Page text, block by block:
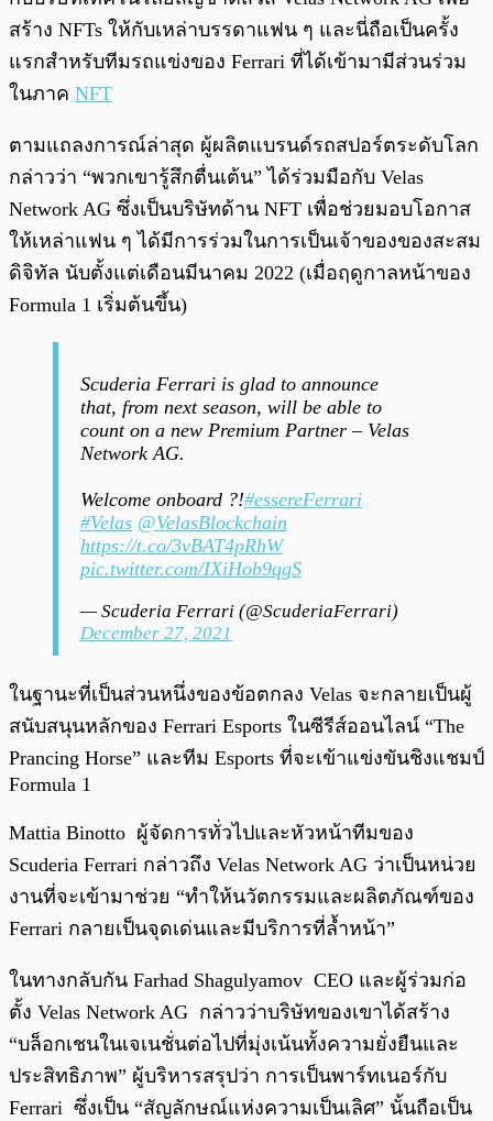
สร้าง NFTs ให้กับเหล่าบรรดาแฟน ๆ และนี่ถือเป็นครั้ง
แรกสำหรับทีมรถแข่งของ Ferrari ที่ได้เข้ามามีส่วนร่วม
ในภาค NFT
ตามแถลงการณ์ล่าสุด ผู้ผลิตแบรนด์รถสปอร์ตระดับโลก
กล่าวว่า “พวกเขารู้สึกตื่นเต้น” ได้ร่วมมือกับ Velas
Network AG ซึ่งเป็นบริษัทด้าน NFT เพื่อช่วยมอบโอกาส
ให้เหล่าแฟน ๆ ได้มีการร่วมในการเป็นเจ้าของของสะสม
ดิจิทัล นับตั้งแต่เดือนมีนาคม 2022 (เมื่อฤดูกาลหน้าของ
Formula 1 เริ่มต้นขึ้น)
Scuderia Ferrari is glad to announce
that, from next season, will be able to
count on a new Premium Partner – Velas
Network AG.
Welcome onboard ?!#essereFerrari
#Velas @VelasBlockchain
https://t.co/3vBAT4pRhW
pic.twitter.com/IXiHob9qgS
— Scuderia Ferrari (@ScuderiaFerrari)
December 27, 2021
ในฐานะที่เป็นส่วนหนึ่งของข้อตกลง Velas จะกลายเป็นผู้
สนับสนุนหลักของ Ferrari Esports ในซีรีส์ออนไลน์ “The
Prancing Horse” และทีม Esports ที่จะเข้าแข่งขันชิงแชมป์
Formula 1
Mattia Binotto ผู้จัดการทั่วไปและหัวหน้าทีมของ
Scuderia Ferrari กล่าวถึง Velas Network AG ว่าเป็นหน่วย
งานที่จะเข้ามาช่วย “ทำให้นวัตกรรมและผลิตภัณฑ์ของ
Ferrari กลายเป็นจุดเด่นและมีบริการที่ล้ำหน้า”
ในทางกลับกัน Farhad Shagulyamov CEO และผู้ร่วมก่อ
ตั้ง Velas Network AG กล่าวว่าบริษัทของเขาได้สร้าง
“บล็อกเชนในเจเนชั่นต่อไปที่มุ่งเน้นทั้งความยั่งยืนและ
ประสิทธิภาพ” ผู้บริหารสรุปว่า การเป็นพาร์ทเนอร์กับ
Ferrari ซึ่งเป็น “สัญลักษณ์แห่งความเป็นเลิศ” นั้นถือเป็น